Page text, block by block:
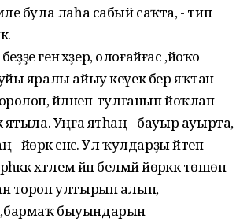
була лаһа сабый саҡта, - тип
генә хәҙер, олоғайғас ,йоҡо
яралы айыу кеүек бер яҡтан
әйләнеп-тулғанып йоҡлап
ятыла. Уңға ятһаң - бауыр ауырта,
йөрәк сәнсә. Ул ҡулдарҙы әйтеп
хәтлем йән белмәй йөрәккә төшөп
тороп ултырып алып,
быуындарын